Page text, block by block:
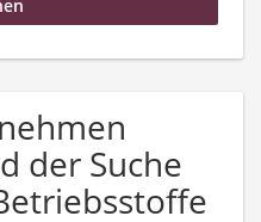
der Suche